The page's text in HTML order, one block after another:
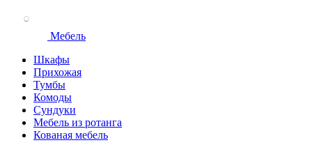
Мебель
Шкафы
Прихожая
Тумбы
Комоды
Сундуки
Мебель из ротанга
Кованая мебель